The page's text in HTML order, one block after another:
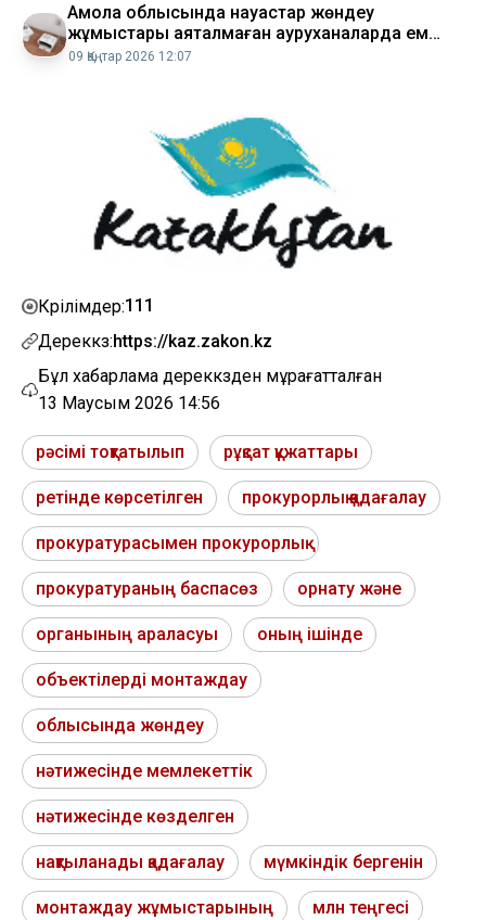
Ақмола облысында науқастар жөндеу
жұмыстары аяқталмаған ауруханаларда ем
алуға мәжбүр
09 Қаңтар 2026 12:07
Көрілімдер:111
Дереккөз:https://kaz.zakon.kz
Бұл хабарлама дереккөзден мұрағатталған
13 Маусым 2026 14:56
рәсімі тоқтатылып рұқсат құжаттары
ретінде көрсетілген прокурорлық қадағалау
прокуратурасымен прокурорлық
прокуратураның баспасөз орнату және
органының араласуы оның ішінде
объектілерді монтаждау
облысында жөндеу
нәтижесінде мемлекеттік
нәтижесінде көзделген
нақтыланады қадағалау мүмкіндік бергенін
монтаждау жұмыстарының млн теңгесі